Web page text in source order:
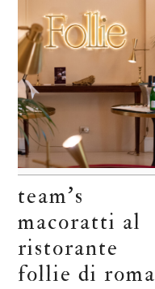
team’s
macoratti al
ristorante
follie di roma